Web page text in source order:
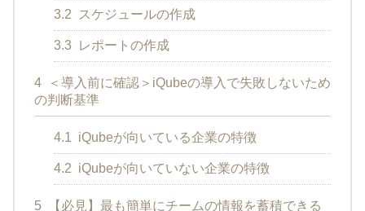
3.2 スケジュールの作成
3.3 レポートの作成
4
＜導入前に確認＞iQubeの導入で失敗しないため
の判断基準
4.1 iQubeが向いている企業の特徴
4.2 iQubeが向いていない企業の特徴
5
【必見】最も簡単にチームの情報を蓄積できる